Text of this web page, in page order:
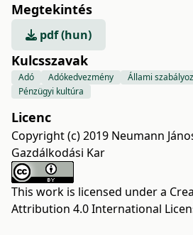
Megtekintés
pdf (hun)
Kulcsszavak
Adó Adókedvezmény Állami
Pénzügyi kultúra
Licenc
Copyright (c) 2019 Neumann
Gazdálkodási Kar
This work is licensed under a
Attribution 4.0 International